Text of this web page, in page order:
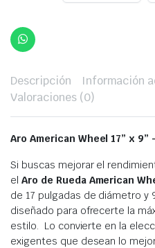
Descripción
Información
Valoraciones (0)
Aro American Wheel 17” x 9”
Si buscas mejorar el
el Aro de Rueda American
de 17 pulgadas de diámetro y
diseñado para ofrecerte la
estilo. Lo convierte en la
exigentes que desean lo